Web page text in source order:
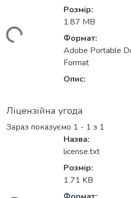
Розмір:
1.87 MB
Формат:
Adobe Portable
Format
Опис:
Ліцензійна угода
Зараз показуємо 1 - 1 з 1
Назва:
license.txt
Розмір:
1.71 KB